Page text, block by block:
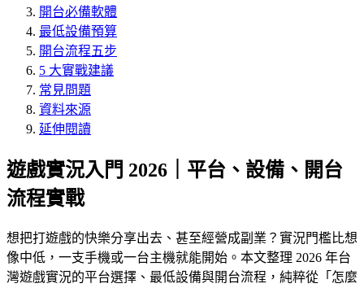
開台必備軟體
最低設備預算
開台流程五步
5 大實戰建議
常見問題
資料來源
延伸閱讀
遊戲實況入門 2026｜平台、設備、開台
流程實戰
想把打遊戲的快樂分享出去、甚至經營成副業？實況門檻比想
像中低，一支手機或一台主機就能開始。本文整理 2026 年台
灣遊戲實況的平台選擇、最低設備與開台流程，純粹從「 怎麼